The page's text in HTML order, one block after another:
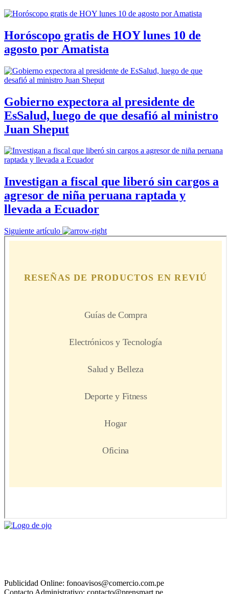
Horóscopo gratis de HOY lunes 10 de
agosto por Amatista
Gobierno expectora al presidente de
EsSalud, luego de que desafió al ministro
Juan Sheput
Investigan a fiscal que liberó sin cargos a
agresor de niña peruana raptada y
llevada a Ecuador
Siguiente artículo
Publicidad Online: fonoavisos@comercio.com.pe